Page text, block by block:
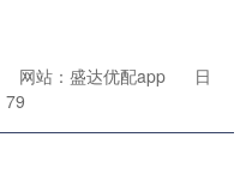
网站：盛达优配app
日
79